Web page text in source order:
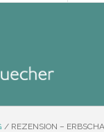
/ REZENSION –